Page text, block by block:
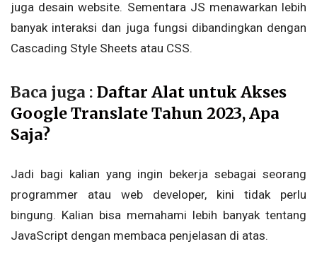
juga desain website. Sementara JS menawarkan lebih
banyak interaksi dan juga fungsi dibandingkan dengan
Cascading Style Sheets atau CSS.
Baca juga : Daftar Alat untuk Akses
Google Translate Tahun 2023, Apa
Saja?
Jadi bagi kalian yang ingin bekerja sebagai seorang
programmer atau web developer, kini tidak perlu
bingung. Kalian bisa memahami lebih banyak tentang
JavaScript dengan membaca penjelasan di atas.